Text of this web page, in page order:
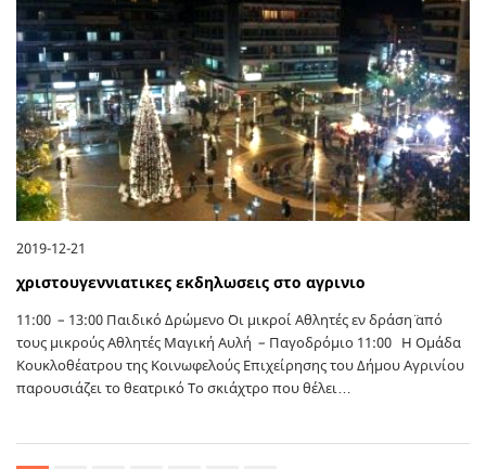
2019-12-21
χριστουγεννιατικες εκδηλωσεις στο αγρινιο
11:00 – 13:00 Παιδικό Δρώμενο ¨Οι μικροί Αθλητές εν δράση¨ από
τους μικρούς Αθλητές Μαγική Αυλή – Παγοδρόμιο 11:00 Η Ομάδα
Κουκλοθέατρου της Κοινωφελούς Επιχείρησης του Δήμου Αγρινίου
παρουσιάζει το θεατρικό ¨Το σκιάχτρο που θέλει…